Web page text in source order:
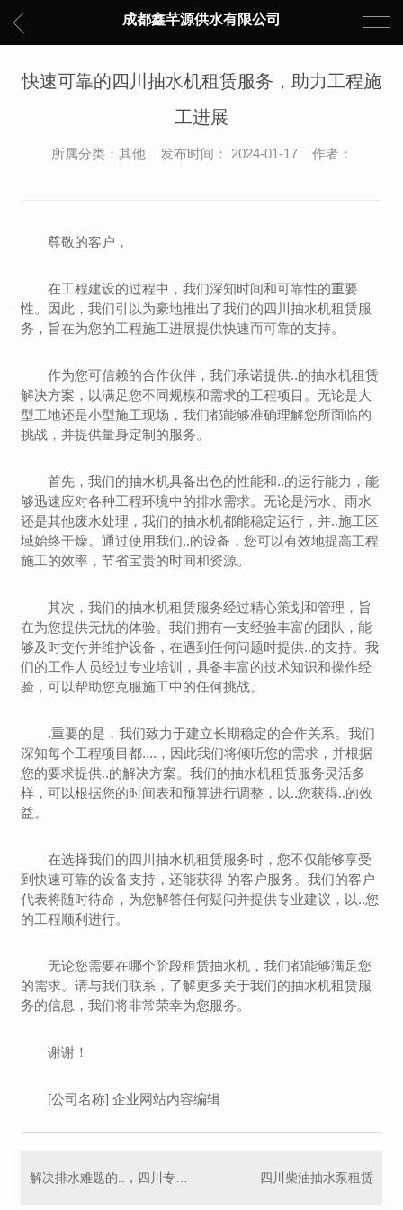
成都鑫芊源供水有限公司
快速可靠的四川抽水机租赁服务，助力工程施
工进展
所属分类：其他 发布时间： 2024-01-17 作者：
尊敬的客户，
在工程建设的过程中，我们深知时间和可靠性的重要
性。因此，我们引以为豪地推出了我们的四川抽水机租赁服
务，旨在为您的工程施工进展提供快速而可靠的支持。
作为您可信赖的合作伙伴，我们承诺提供..的抽水机租赁
解决方案，以满足您不同规模和需求的工程项目。无论是大
型工地还是小型施工现场，我们都能够准确理解您所面临的
挑战，并提供量身定制的服务。
首先，我们的抽水机具备出色的性能和..的运行能力，能
够迅速应对各种工程环境中的排水需求。无论是污水、雨水
还是其他废水处理，我们的抽水机都能稳定运行，并..施工区
域始终干燥。通过使用我们..的设备，您可以有效地提高工程
施工的效率，节省宝贵的时间和资源。
其次，我们的抽水机租赁服务经过精心策划和管理，旨
在为您提供无忧的体验。我们拥有一支经验丰富的团队，能
够及时交付并维护设备，在遇到任何问题时提供..的支持。我
们的工作人员经过专业培训，具备丰富的技术知识和操作经
验，可以帮助您克服施工中的任何挑战。
.重要的是，我们致力于建立长期稳定的合作关系。我们
深知每个工程项目都....，因此我们将倾听您的需求，并根据
您的要求提供..的解决方案。我们的抽水机租赁服务灵活多
样，可以根据您的时间表和预算进行调整，以..您获得..的效
益。
在选择我们的四川抽水机租赁服务时，您不仅能够享受
到快速可靠的设备支持，还能获得 的客户服务。我们的客户
代表将随时待命，为您解答任何疑问并提供专业建议，以..您
的工程顺利进行。
无论您需要在哪个阶段租赁抽水机，我们都能够满足您
的需求。请与我们联系，了解更多关于我们的抽水机租赁服
务的信息，我们将非常荣幸为您服务。
谢谢！
[公司名称] 企业网站内容编辑
四川柴油抽水泵租赁